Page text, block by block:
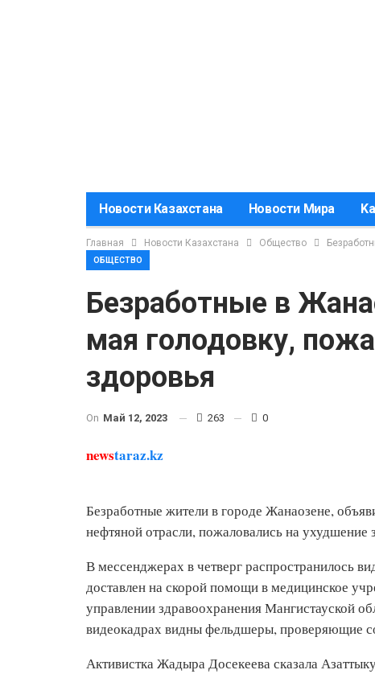
Новости Казахстана Новости Мира
Главная Новости Казахстана Общество
ОБЩЕСТВО
Безработные в
мая голодовку,
здоровья
On Май 12, 2023 263 0
newstaraz.kz
Безработные жители в городе Жанаозене,
нефтяной отрасли, пожаловались на ухудшение
В мессенджерах в четверг распространилось
доставлен на скорой помощи в медицинское
управлении здравоохранения Мангистауской
видеокадрах видны фельдшеры, проверяющие
Активистка Жадыра Досекеева сказала